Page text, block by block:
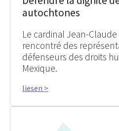
autochtones
Le cardinal Jean-
rencontré des
défenseurs des droits
Mexique.
liesen >